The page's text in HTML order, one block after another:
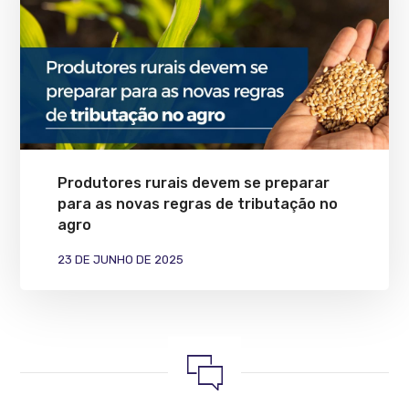
Produtores rurais devem se preparar
para as novas regras de tributação no
agro
23 DE JUNHO DE 2025